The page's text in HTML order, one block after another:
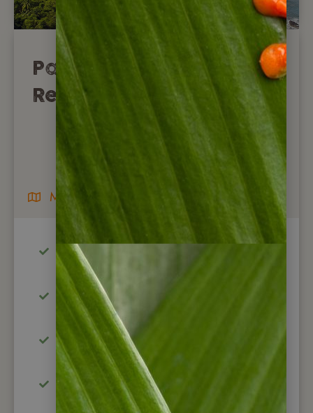
Panama & Costa Rica
Reise für Selbstfahrer
Mietwagenreise
Traumhafte Mietwagenreise zu
wunderschönen Reisezielen
Start in Panama City mit
Stadtbesichtigung
Von Traumzielen am Atlantik zur
Karibikküste
Spannende Aktivitäten – Kochkurse,
Bootsfahrten, Wandern über